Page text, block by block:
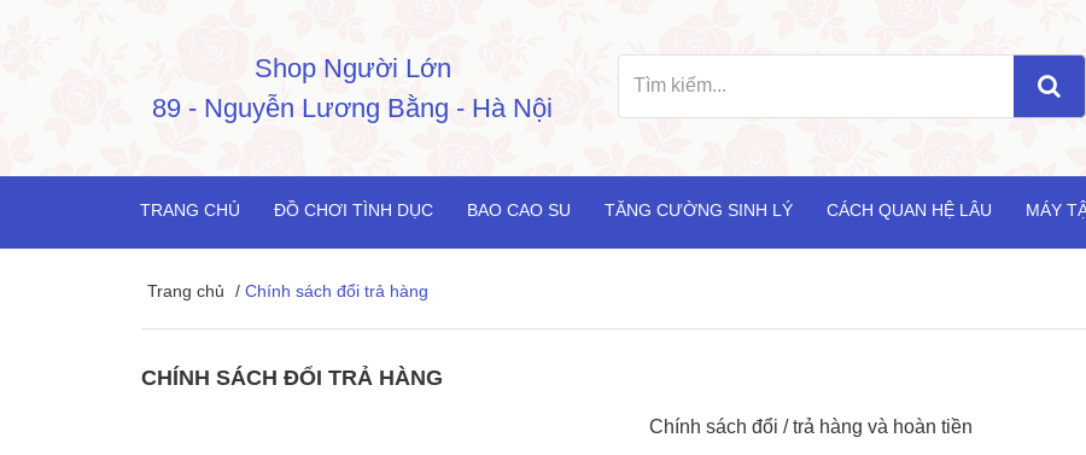
Shop Người Lớn
89 - Nguyễn Lương Bằng - Hà Nội
TRANG CHỦ ĐỒ CHƠI TÌNH DỤC BAO CAO SU TĂNG CƯỜNG SINH LÝ CÁCH QUAN HỆ LÂU MÁY
Trang chủ / Chính sách đổi trả hàng
CHÍNH SÁCH ĐỔI TRẢ HÀNG
Chính sách đổi / trả hàng và hoàn tiền